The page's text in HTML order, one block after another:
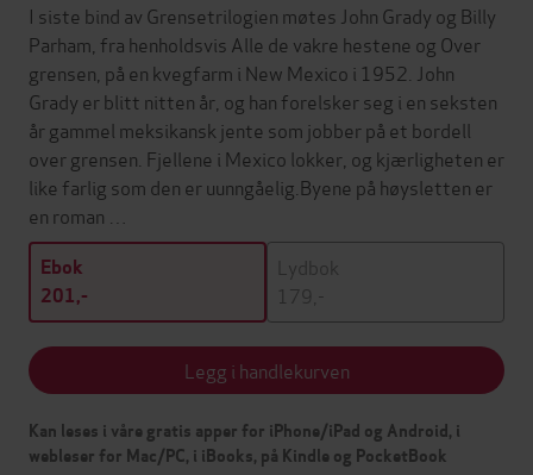
I siste bind av Grensetrilogien møtes John Grady og Billy
Parham, fra henholdsvis Alle de vakre hestene og Over
grensen, på en kvegfarm i New Mexico i 1952. John
Grady er blitt nitten år, og han forelsker seg i en seksten
år gammel meksikansk jente som jobber på et bordell
over grensen. Fjellene i Mexico lokker, og kjærligheten er
like farlig som den er uunngåelig.Byene på høysletten er
en roman …
Ebok
201,-
Lydbok
179,-
Legg i handlekurven
Kan leses i våre gratis apper for iPhone/iPad og Android, i
webleser for Mac/PC, i iBooks, på Kindle og PocketBook